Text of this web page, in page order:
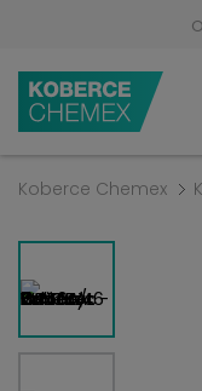
Koberce Chemex